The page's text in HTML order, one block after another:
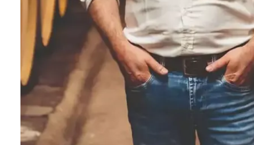
Grattamacco Aphros Wines
Piwi Kollektiv Weingut von
Epicuro by Femar Vini Weingut Fritz
Domaine Fond Croze Bodegas
Tenuta Cucco